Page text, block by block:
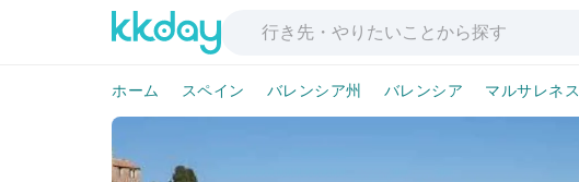
ホーム スペイン バレンシア州 バレンシア マルサレネス